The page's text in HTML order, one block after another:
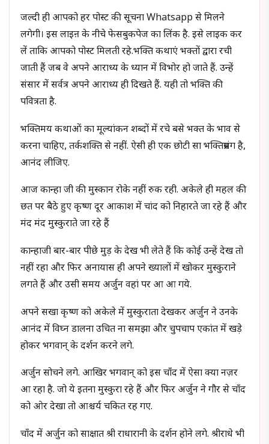
जल्दी ही आपको हर पोस्ट की सूचना Whatsapp से मिलने
लगेगी। इस लाइऩ के नीचे फेसबुकपेज का लिंक है. इसे लाइक कर
लें ताकि आपको पोस्ट मिलती रहे.भक्ति कथाएं भक्तों द्वारा रची
जाती हैं जब वे अपने आराध्य के ध्यान में विभोर हो जाते हैं. उन्हें
संसार में सर्वत्र अपने आराध्य ही दिखते हैं. यही तो भक्ति की
पवित्रता है.
भक्तिमय कथाओं का मूल्यांकन शब्दों में रचे बसे भक्त के भाव से
करना चाहिए, तर्कशक्ति से नहीं. ऐसी ही एक छोटी सा भक्तिप्रसंग है,
आनंद लीजिए.
आज कान्हा जी की मुस्कान रोके नहीं रुक रही. अकेले ही महल की
छत पर बैठे हुए कृष्ण दूर आकाश में चांद को निहारते जा रहे हैं और
मंद मंद मुस्कुराते जा रहे हैं
कान्हाजी बार-बार पीछे मुड़ के देख भी लेते हैं कि कोई उन्हें देख तो
नहीं रहा और फिर अनायास ही अपने ख्यालों में खोकर मुस्कुराने
लगते हैं और उसी समय अर्जुन वहां पर आ आ गये.
अपने सखा कृष्ण को अकेले में मुस्कुराता देखकर अर्जुन ने उनके
आनंद में विघ्न डालना उचित ना समझा और चुपचाप एकांत में खड़े
होकर भगवान् के दर्शन करने लगे.
अर्जुन सोचने लगे. आखिर भगवान् को इस चाँद में ऐसा क्या नज़र
आ रहा है. जो ये इतना मुस्कुरा रहे हैं और फिर अर्जुन ने गौर से चाँद
को ओर देखा तो आश्चर्य चकित रह गए.
चाँद में अर्जुन को साक्षात श्री राधारानी के दर्शन होने लगे. श्रीराधे भी